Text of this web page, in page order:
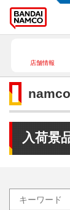
店舗情報
入荷景